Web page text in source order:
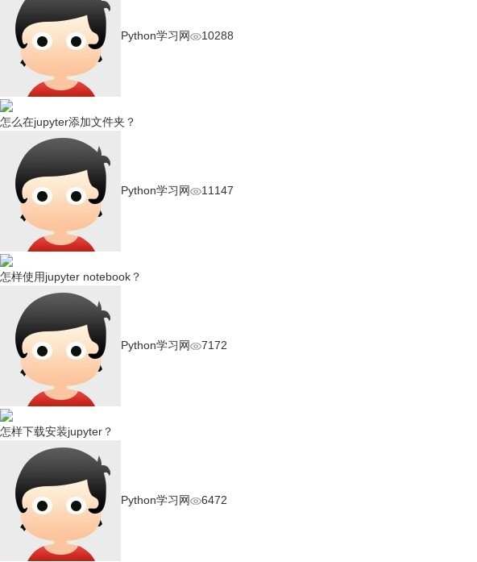
Python学习网 10288
怎么在jupyter添加文件夹？
Python学习网 11147
怎样使用jupyter notebook？
Python学习网 7172
怎样下载安装jupyter？
Python学习网 6472